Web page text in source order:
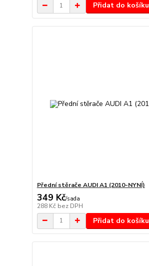
Přidat do košíku
Přední stěrače AUDI A1 (2010-NYNÍ)
349 Kč/sada
288 Kč bez DPH
Přidat do košíku